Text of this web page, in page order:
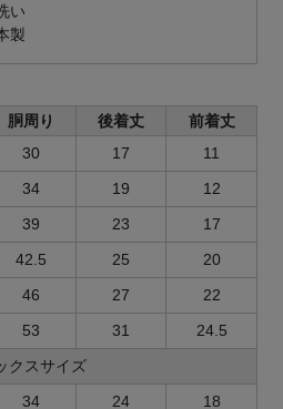
い
製
胴周り 後着丈
前着丈
30 17
11
34 19
12
39 23
17
42.5 25
20
46 27
22
53 31
24.5
クスサイズ
34 24
18